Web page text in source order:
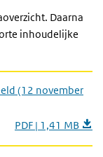
Daarna
inhoudelijke
(12 november
PDF | 1,41 MB